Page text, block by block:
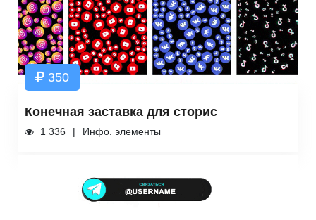
350
Конечная заставка для сторис
1 336 Инфо. элементы